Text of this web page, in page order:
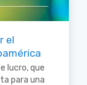
el
lucro, que
para una